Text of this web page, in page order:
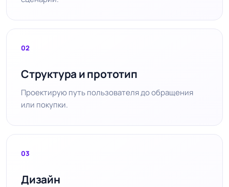
02
Структура и прототип
Проектирую путь пользователя до обращения
или покупки.
03
Дизайн